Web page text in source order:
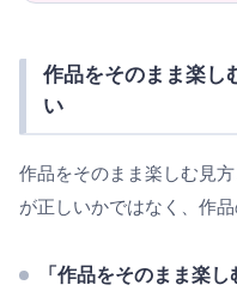
作品をそのまま楽し
い
作品をそのまま楽しむ見
が正しいかではなく、作
「作品をそのまま楽